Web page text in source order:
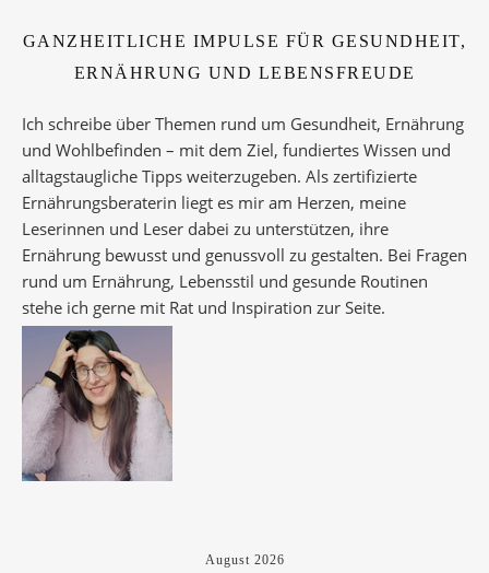
GANZHEITLICHE IMPULSE FÜR GESUNDHEIT,
ERNÄHRUNG UND LEBENSFREUDE
Ich schreibe über Themen rund um Gesundheit, Ernährung
und Wohlbefinden – mit dem Ziel, fundiertes Wissen und
alltagstaugliche Tipps weiterzugeben. Als zertifizierte
Ernährungsberaterin liegt es mir am Herzen, meine
Leserinnen und Leser dabei zu unterstützen, ihre
Ernährung bewusst und genussvoll zu gestalten. Bei Fragen
rund um Ernährung, Lebensstil und gesunde Routinen
stehe ich gerne mit Rat und Inspiration zur Seite.
August 2026